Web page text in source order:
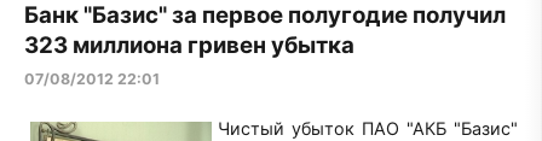
Банк "Базис" за первое полугодие получил
323 миллиона гривен убытка
07/08/2012 22:01
Чистый убыток ПАО "АКБ "Базис"